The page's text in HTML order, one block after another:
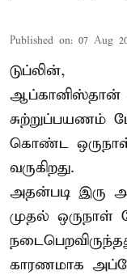
Published on: 07 Aug
டுப்லின்,
ஆப்கானிஸ்தான்
சுற்றுப்பயணம்
கொண்ட
வருகிறது.
அதன்படி இரு
முதல் ஒருநாள்
காரணமாக